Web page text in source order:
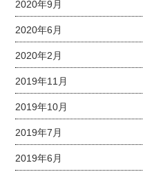
2020年9月
2020年6月
2020年2月
2019年11月
2019年10月
2019年7月
2019年6月